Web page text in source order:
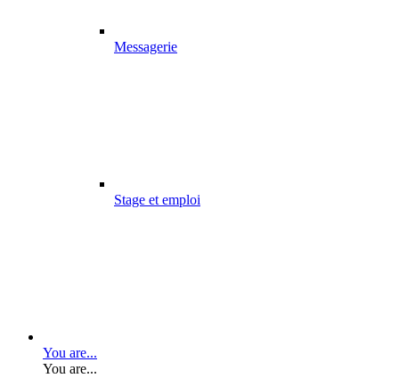
Messagerie
Stage et emploi
You are...
You are...